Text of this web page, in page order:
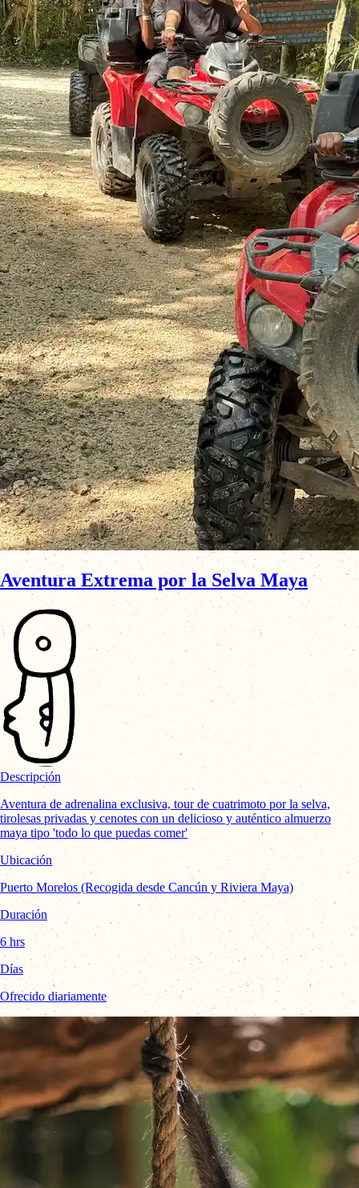
Aventura Extrema por la Selva Maya
Descripción
Aventura de adrenalina exclusiva, tour de cuatrimoto por la selva,
tirolesas privadas y cenotes con un delicioso y auténtico almuerzo
maya tipo 'todo lo que puedas comer'
Ubicación
Puerto Morelos (Recogida desde Cancún y Riviera Maya)
Duración
6 hrs
Días
Ofrecido diariamente